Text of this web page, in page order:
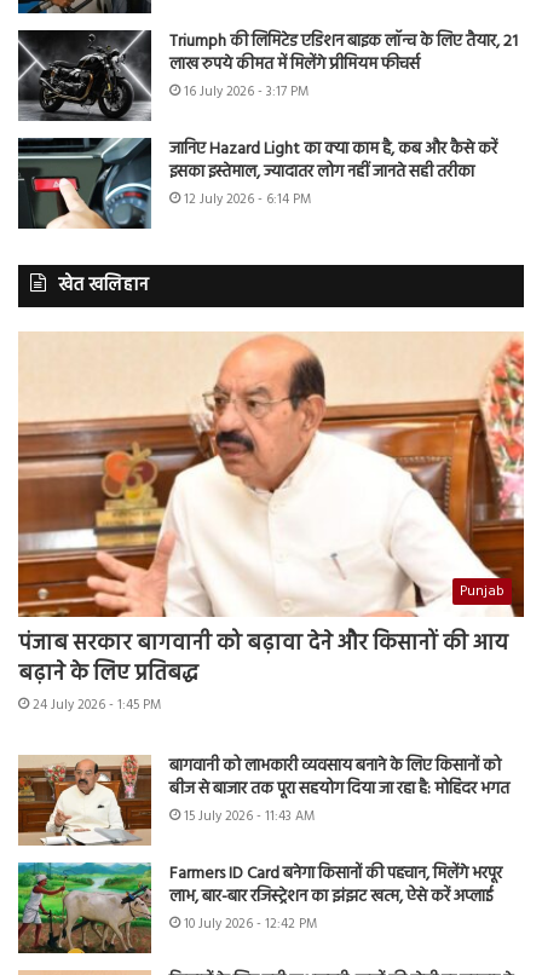
Triumph की लिमिटेड एडिशन बाइक लॉन्च के लिए तैयार, 21
लाख रुपये कीमत में मिलेंगे प्रीमियम फीचर्स
16 July 2026 - 3:17 PM
जानिए Hazard Light का क्या काम है, कब और कैसे करें
इसका इस्तेमाल, ज्यादातर लोग नहीं जानते सही तरीका
12 July 2026 - 6:14 PM
खेत खलिहान
Punjab
पंजाब सरकार बागवानी को बढ़ावा देने और किसानों की आय
बढ़ाने के लिए प्रतिबद्ध
24 July 2026 - 1:45 PM
बागवानी को लाभकारी व्यवसाय बनाने के लिए किसानों को
बीज से बाजार तक पूरा सहयोग दिया जा रहा है: मोहिंदर भगत
15 July 2026 - 11:43 AM
Farmers ID Card बनेगा किसानों की पहचान, मिलेंगे भरपूर
लाभ, बार-बार रजिस्ट्रेशन का झंझट खत्म, ऐसे करें अप्लाई
10 July 2026 - 12:42 PM